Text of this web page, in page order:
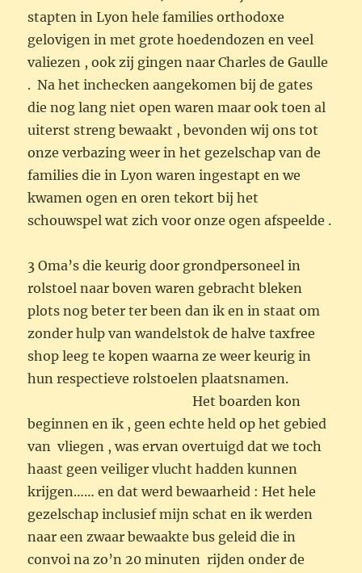
stapten in Lyon hele families orthodoxe
gelovigen in met grote hoedendozen en veel
valiezen , ook zij gingen naar Charles de Gaulle
. Na het inchecken aangekomen bij de gates
die nog lang niet open waren maar ook toen al
uiterst streng bewaakt , bevonden wij ons tot
onze verbazing weer in het gezelschap van de
families die in Lyon waren ingestapt en we
kwamen ogen en oren tekort bij het
schouwspel wat zich voor onze ogen afspeelde .
3 Oma’s die keurig door grondpersoneel in
rolstoel naar boven waren gebracht bleken
plots nog beter ter been dan ik en in staat om
zonder hulp van wandelstok de halve taxfree
shop leeg te kopen waarna ze weer keurig in
hun respectieve rolstoelen plaatsnamen.
Het boarden kon
beginnen en ik , geen echte held op het gebied
van vliegen , was ervan overtuigd dat we toch
haast geen veiliger vlucht hadden kunnen
krijgen…… en dat werd bewaarheid : Het hele
gezelschap inclusief mijn schat en ik werden
naar een zwaar bewaakte bus geleid die in
convoi na zo’n 20 minuten rijden onder de